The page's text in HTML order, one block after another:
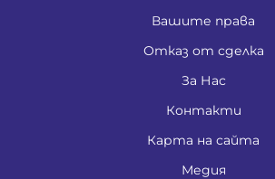
Вашите права
Отказ от сделка
За Нас
Контакти
Карта на сайта
Медия